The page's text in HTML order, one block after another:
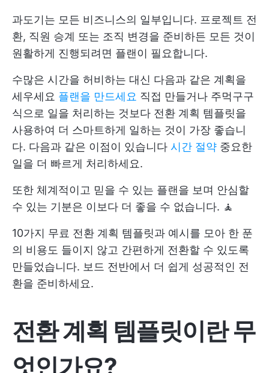
과도기는 모든 비즈니스의 일부입니다. 프로젝트 전
환, 직원 승계 또는 조직 변경을 준비하든 모든 것이
원활하게 진행되려면 플랜이 필요합니다.
수많은 시간을 허비하는 대신 다음과 같은 계획을
세우세요 플랜을 만드세요 직접 만들거나 주먹구구
식으로 일을 처리하는 것보다 전환 계획 템플릿을
사용하여 더 스마트하게 일하는 것이 가장 좋습니
다. 다음과 같은 이점이 있습니다 시간 절약 중요한
일을 더 빠르게 처리하세요.
또한 체계적이고 믿을 수 있는 플랜을 보며 안심할
수 있는 기분은 이보다 더 좋을 수 없습니다. 🧘
10가지 무료 전환 계획 템플릿과 예시를 모아 한 푼
의 비용도 들이지 않고 간편하게 전환할 수 있도록
만들었습니다. 보드 전반에서 더 쉽게 성공적인 전
환을 준비하세요.
전환 계획 템플릿이란 무
엇인가요?